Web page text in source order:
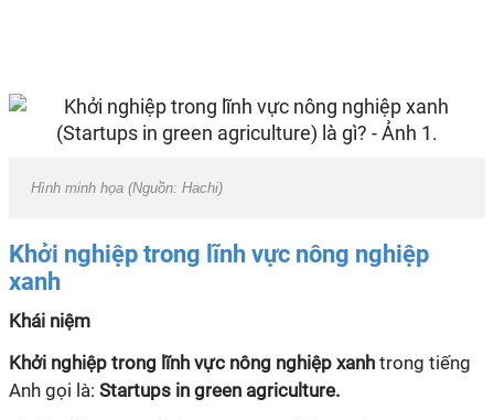
Hình minh họa (Nguồn: Hachi)
Khởi nghiệp trong lĩnh vực nông nghiệp
xanh
Khái niệm
Khởi nghiệp trong lĩnh vực nông nghiệp xanh trong tiếng
Anh gọi là: Startups in green agriculture.